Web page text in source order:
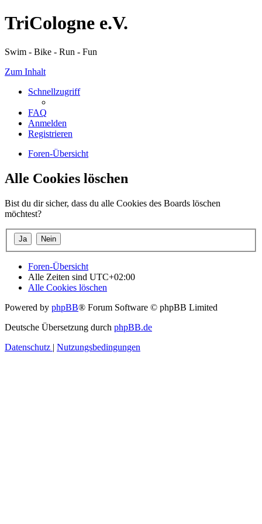
TriCologne e.V.
Swim - Bike - Run - Fun
Zum Inhalt
Schnellzugriff
FAQ
Anmelden
Registrieren
Foren-Übersicht
Alle Cookies löschen
Bist du dir sicher, dass du alle Cookies des Boards löschen
möchtest?
Foren-Übersicht
Alle Zeiten sind UTC+02:00
Alle Cookies löschen
Powered by phpBB® Forum Software © phpBB Limited
Deutsche Übersetzung durch phpBB.de
Datenschutz | Nutzungsbedingungen